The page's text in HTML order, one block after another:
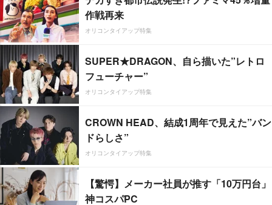
作戦再来
オリコンタイアップ特集
SUPER★DRAGON、自ら描いた”レトロ
フューチャー”
オリコンタイアップ特集
CROWN HEAD、結成1周年で見えた”バン
ドらしさ”
オリコンタイアップ特集
【驚愕】メーカー社員が推す「10万円台」
神コスパPC